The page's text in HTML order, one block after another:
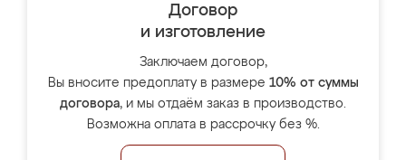
Договор
и изготовление
Заключаем договор,
Вы вносите предоплату в размере 10% от суммы
договора, и мы отдаём заказ в производство.
Возможна оплата в рассрочку без %.